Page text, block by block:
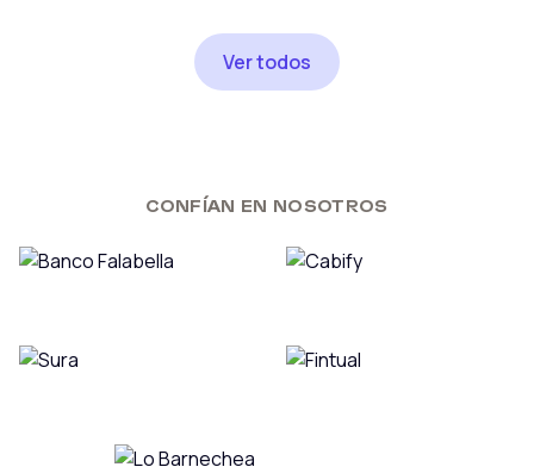
Ver todos
CONFÍAN EN NOSOTROS